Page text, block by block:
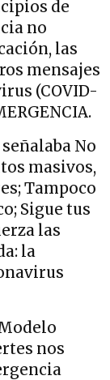
de
no
las
mensajes
(COVID-
No
masivos,
Tampoco
Sigue tus
las
la
nos